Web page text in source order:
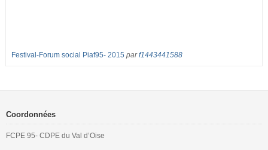
Festival-Forum social Piaf95- 2015 parf1443441588
Coordonnées
FCPE 95- CDPE du Val d’Oise